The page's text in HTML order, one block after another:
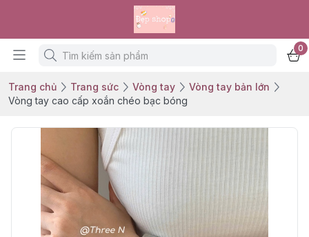
0
Trang chủ Trang sức Vòng tay
Vòng tay bản lớn
Vòng tay cao cấp xoắn chéo bạc bóng